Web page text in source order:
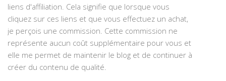
liens d'affiliation. Cela signifie que lorsque vous
cliquez sur ces liens et que vous effectuez un achat,
je perçois une commission. Cette commission ne
représente aucun coût supplémentaire pour vous et
elle me permet de maintenir le blog et de continuer à
créer du contenu de qualité.